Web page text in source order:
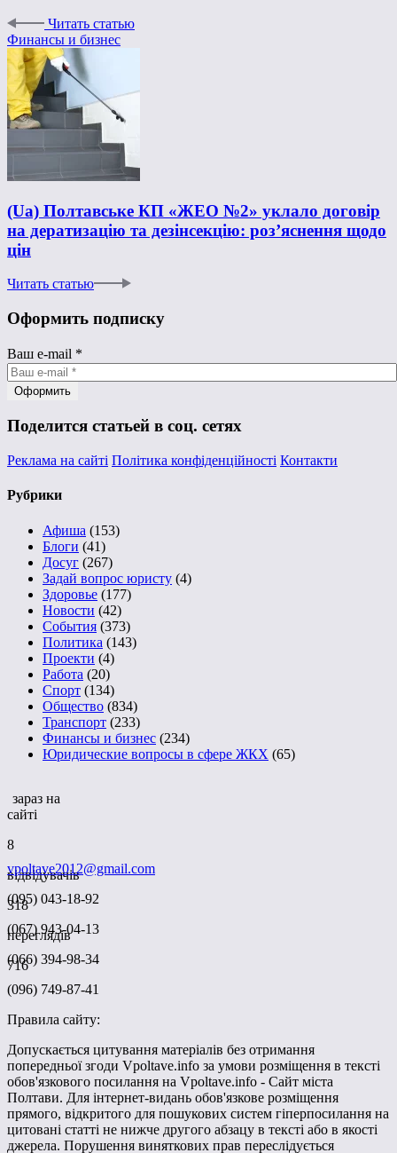
Читать статью
Финансы и бизнес
(Ua) Полтавське КП «ЖЕО №2» уклало договір
на дератизацію та дезінсекцію: роз’яснення щодо
цін
Читать статью
Оформить подписку
Ваш e-mail *
Поделится статьей в соц. сетях
Реклама на сайті Політика конфіденційності Контакти
Рубрики
Афиша (153)
Блоги (41)
Досуг (267)
Задай вопрос юристу (4)
Здоровье (177)
Новости (42)
События (373)
Политика (143)
Проекти (4)
Работа (20)
Спорт (134)
Общество (834)
Транспорт (233)
Финансы и бизнес (234)
Юридические вопросы в сфере ЖКХ (65)
зараз на
сайті
8
відвідувачів
318
переглядів
716
vpoltave2012@gmail.com
(095) 043-18-92
(067) 943-04-13
(066) 394-98-34
(096) 749-87-41
Правила сайту:
Допускається цитування матеріалів без отримання
попередньої згоди Vpoltave.info за умови розміщення в тексті
обов'язкового посилання на Vpoltave.info - Сайт міста
Полтави. Для інтернет-видань обов'язкове розміщення
прямого, відкритого для пошукових систем гіперпосилання на
цитовані статті не нижче другого абзацу в тексті або в якості
джерела. Порушення виняткових прав переслідується